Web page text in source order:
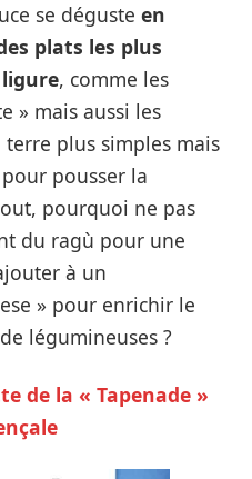
se déguste en
plats les plus
, comme les
» mais aussi les
plus simples mais
pousser la
pourquoi ne pas
du ragù pour une
à un
» pour enrichir le
légumineuses ?
de la « Tapenade »